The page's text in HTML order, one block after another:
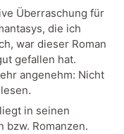
Überraschung für
die ich
war dieser Roman
gefallen hat.
angenehm: Nicht
in seinen
bzw. Romanzen.